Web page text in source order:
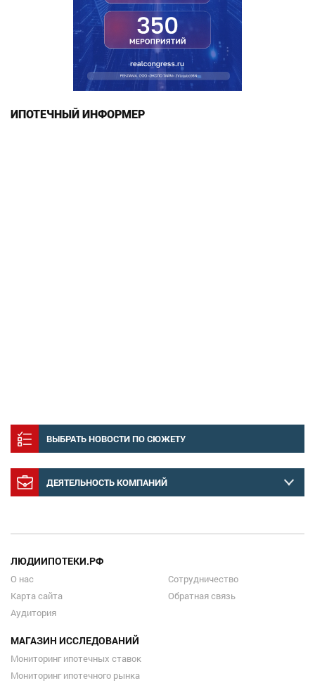
ИПОТЕЧНЫЙ ИНФОРМЕР
ВЫБРАТЬ НОВОСТИ ПО СЮЖЕТУ
ДЕЯТЕЛЬНОСТЬ КОМПАНИЙ
ЛЮДИИПОТЕКИ.РФ
О нас
Карта сайта
Аудитория
Сотрудничество
Обратная связь
МАГАЗИН ИССЛЕДОВАНИЙ
Мониторинг ипотечных ставок
Мониторинг ипотечного рынка